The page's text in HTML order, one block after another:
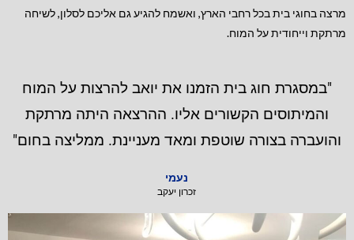
מרצה בחוגי בית בכל רחבי הארץ, ואשמח להגיע גם אליכם לסלון, לשיחה
מרתקת וייחודית על המוח.
"במסגרת חוג בית הזמנו את יואב להרצות על המוח
והמיתוסים הקשורים אליו. ההרצאה היתה מרתקת
והועברה בצורה שוטפת ומאד מעניינת. ממליצה בחום"
נעמי
זכרון יעקב